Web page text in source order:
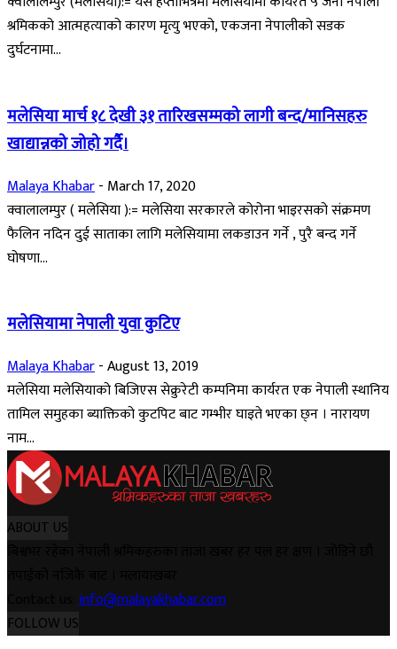
श्रमिकको आत्महत्याको कारण मृत्यु भएको, एकजना नेपालीको सडक
दुर्घटनामा...
मलेसिया मार्च १८ देखी ३१ तारिखसम्मको लागी बन्द/मानिसहरु
खाद्यान्नको जोहो गर्दै।
Malaya Khabar- March 17, 2020
क्वालालम्पुर ( मलेसिया ):= मलेसिया सरकारले कोरोना भाइरसको संक्रमण
फैलिन नदिन दुई साताका लागि मलेसियामा लकडाउन गर्ने , पुरै बन्द गर्ने
घोषणा...
मलेसियामा नेपाली युवा कुटिए
Malaya Khabar-August 13, 2019
मलेसिया मलेसियाको बिजिएस सेक्रुरेटी कम्पनिमा कार्यरत एक नेपाली स्थानिय
तामिल समुहका ब्याक्तिको कुटपिट बाट गम्भीर घाइते भएका छ्न । नारायण
नाम...
ABOUT US
info@malayakhabar.com
FOLLOW US